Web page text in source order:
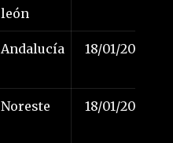
león
Andalucía 18/01/2025
Noreste 18/01/2025